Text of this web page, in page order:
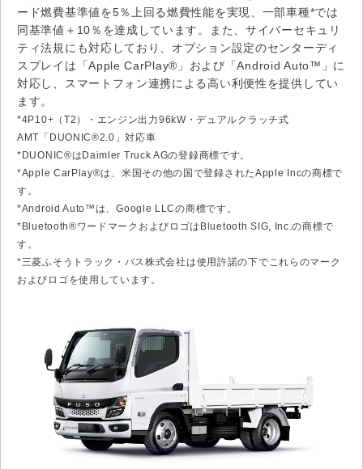
ード燃費基準値を5％上回る燃費性能を実現、一部車種*では
同基準値＋10％を達成しています。また、サイバーセキュリ
ティ法規にも対応しており、オプション設定のセンターディ
スプレイは「Apple CarPlay®」および「Android Auto™」に
対応し、スマートフォン連携による高い利便性を提供してい
ます。
*4P10+（T2）・エンジン出力96kW・デュアルクラッチ式
AMT「DUONIC®2.0」対応車
*DUONIC®はDaimler Truck AGの登録商標です。
*Apple CarPlay®は、米国その他の国で登録されたApple Incの商標で
す。
*Android Auto™は、Google LLCの商標です。
*Bluetooth®ワードマークおよびロゴはBluetooth SIG, Inc.の商標で
す。
*三菱ふそうトラック・バス株式会社は使用許諾の下でこれらのマーク
およびロゴを使用しています。